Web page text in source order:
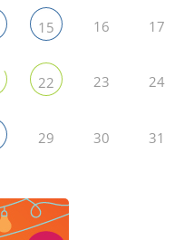
15 16 17
22 23 24
29 30 31